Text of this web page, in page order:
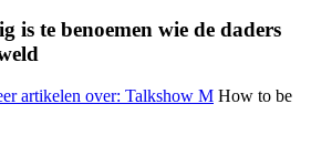
is te benoemen wie de daders
artikelen over: Talkshow M How to be